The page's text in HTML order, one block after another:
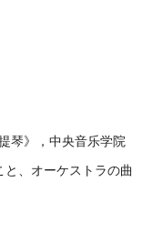
琴》，中央音乐学院
、オーケストラの曲